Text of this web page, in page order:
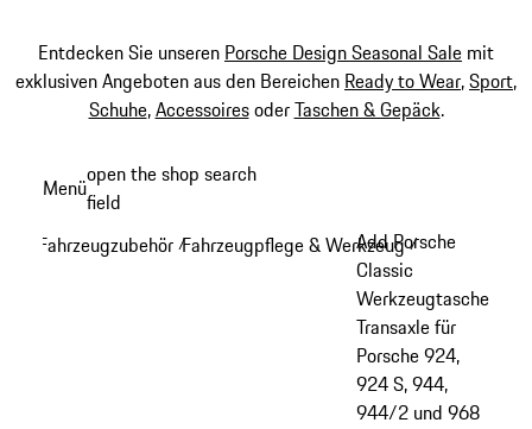
Entdecken Sie unseren Porsche Design Seasonal Sale mit
exklusiven Angeboten aus den Bereichen Ready to Wear,Sport,
Schuhe,AccessoiresoderTaschen & Gepäck.
Hauptinhalt
Menüopen the shop search
field
Fahrzeugzubehör /Fahrzeugpflege & Werkzeug/
Add Porsche
Classic
Werkzeugtasche
Transaxle für
Porsche 924,
924 S, 944,
944/2 und 968